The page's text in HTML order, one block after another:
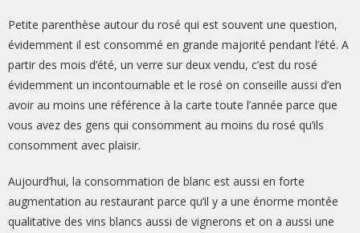
Petite parenthèse autour du rosé qui est souvent une question,
évidemment il est consommé en grande majorité pendant l’été. A
partir des mois d’été, un verre sur deux vendu, c’est du rosé
évidemment un incontournable et le rosé on conseille aussi d’en
avoir au moins une référence à la carte toute l’année parce que
vous avez des gens qui consomment au moins du rosé qu’ils
consomment avec plaisir.
Aujourd’hui, la consommation de blanc est aussi en forte
augmentation au restaurant parce qu’il y a une énorme montée
qualitative des vins blancs aussi de vignerons et on a aussi une